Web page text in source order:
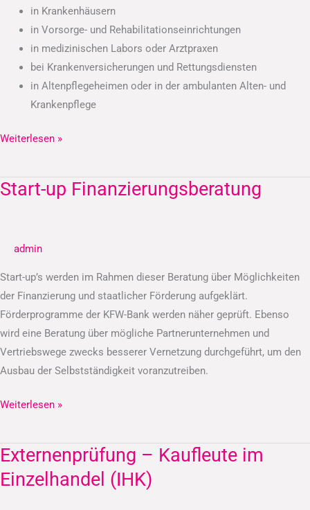
in Krankenhäusern
in Vorsorge- und Rehabilitationseinrichtungen
in medizinischen Labors oder Arztpraxen
bei Krankenversicherungen und Rettungsdiensten
in Altenpflegeheimen oder in der ambulanten Alten- und
Krankenpflege
Weiterlesen »
Start-up Finanzierungsberatung
admin
Start-up’s werden im Rahmen dieser Beratung über Möglichkeiten
der Finanzierung und staatlicher Förderung aufgeklärt.
Förderprogramme der KFW-Bank werden näher geprüft. Ebenso
wird eine Beratung über mögliche Partnerunternehmen und
Vertriebswege zwecks besserer Vernetzung durchgeführt, um den
Ausbau der Selbstständigkeit voranzutreiben.
Start-
Weiterlesen »
Externenprüfung – Kaufleute im
Einzelhandel (IHK)
Externenprüfung
–
Kaufleute